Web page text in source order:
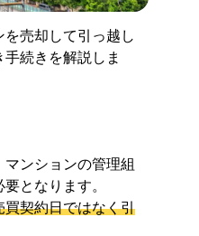
売却して引っ越し
続きを解説しま
ンションの管理組
となります。
契約日ではなく引